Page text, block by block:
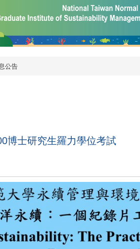
公告
博士研究生羅力學位考試